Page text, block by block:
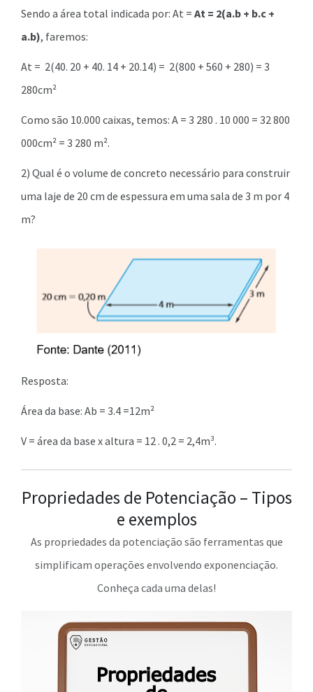
Sendo a área total indicada por: At = At = 2(a.b + b.c +
a.b), faremos:
At = 2(40. 20 + 40. 14 + 20.14) = 2(800 + 560 + 280) = 3
280cm²
Como são 10.000 caixas, temos: A = 3 280 . 10 000 = 32 800
000cm² = 3 280 m².
2) Qual é o volume de concreto necessário para construir
uma laje de 20 cm de espessura em uma sala de 3 m por 4
m?
Resposta:
Área da base: Ab = 3.4 =12m²
V = área da base x altura = 12 . 0,2 = 2,4m³.
Propriedades de Potenciação – Tipos
e exemplos
As propriedades da potenciação são ferramentas que
simplificam operações envolvendo exponenciação.
Conheça cada uma delas!